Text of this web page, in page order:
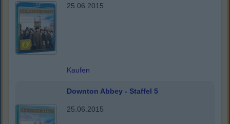
25.06.2015
Kaufen
Downton Abbey - Staffel 5
25.06.2015